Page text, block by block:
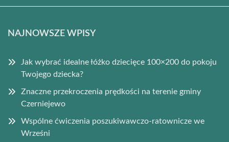
NAJNOWSZE WPISY
Jak wybrać idealne łóżko dziecięce 100×200 do pokoju
Twojego dziecka?
Znaczne przekroczenia prędkości na terenie gminy
Czerniejewo
Wspólne ćwiczenia poszukiwawczo-ratownicze we
Wrześni